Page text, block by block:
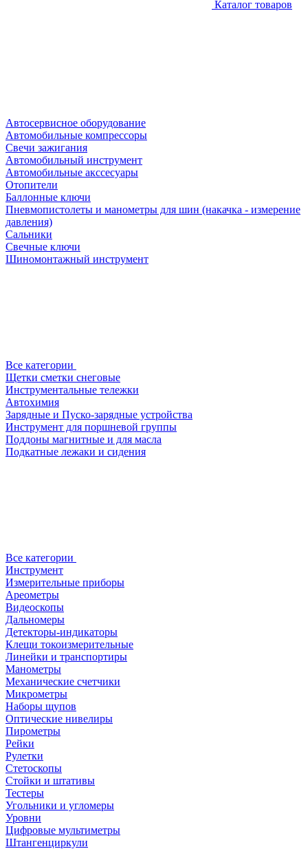
Каталог товаров
Автосервисное оборудование
Автомобильные компрессоры
Свечи зажигания
Автомобильный инструмент
Автомобильные акссесуары
Отопители
Баллонные ключи
Пневмопистолеты и манометры для шин (накачка - измерение
давления)
Сальники
Свечные ключи
Шиномонтажный инструмент
Все категории
Щетки сметки снеговые
Инструментальные тележки
Автохимия
Зарядные и Пуско-зарядные устройства
Инструмент для поршневой группы
Поддоны магнитные и для масла
Подкатные лежаки и сидения
Все категории
Инструмент
Измерительные приборы
Ареометры
Видеоскопы
Дальномеры
Детекторы-индикаторы
Клещи токоизмерительные
Линейки и транспортиры
Манометры
Механические счетчики
Микрометры
Наборы щупов
Оптические нивелиры
Пирометры
Рейки
Рулетки
Стетоскопы
Стойки и штативы
Тестеры
Угольники и угломеры
Уровни
Цифровые мультиметры
Штангенциркули